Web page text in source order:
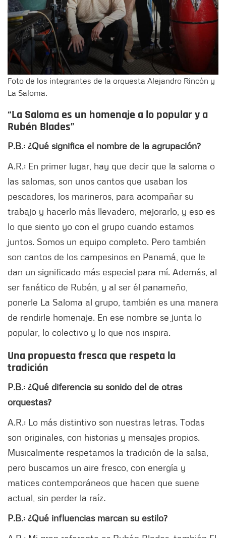
Foto de los integrantes de la orquesta Alejandro Rincón y
La Saloma.
“La Saloma es un homenaje a lo popular y a
Rubén Blades”
P.B.: ¿Qué significa el nombre de la agrupación?
A.R.: En primer lugar, hay que decir que la saloma o
las salomas, son unos cantos que usaban los
pescadores, los marineros, para acompañar su
trabajo y hacerlo más llevadero, mejorarlo, y eso es
lo que siento yo con el grupo cuando estamos
juntos. Somos un equipo completo. Pero también
son cantos de los campesinos en Panamá, que le
dan un significado más especial para mí. Además, al
ser fanático de Rubén, y al ser él panameño,
ponerle La Saloma al grupo, también es una manera
de rendirle homenaje. En ese nombre se junta lo
popular, lo colectivo y lo que nos inspira.
Una propuesta fresca que respeta la
tradición
P.B.: ¿Qué diferencia su sonido del de otras
orquestas?
A.R.: Lo más distintivo son nuestras letras. Todas
son originales, con historias y mensajes propios.
Musicalmente respetamos la tradición de la salsa,
pero buscamos un aire fresco, con energía y
matices contemporáneos que hacen que suene
actual, sin perder la raíz.
P.B.: ¿Qué influencias marcan su estilo?